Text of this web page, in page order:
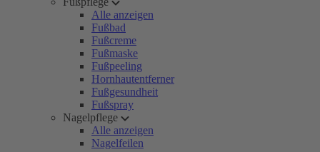
Alle anzeigen
Fußbad
Fußcreme
Fußmaske
Fußpeeling
Hornhautentferner
Fußgesundheit
Fußspray
Nagelpflege
Alle anzeigen
Nagelfeilen